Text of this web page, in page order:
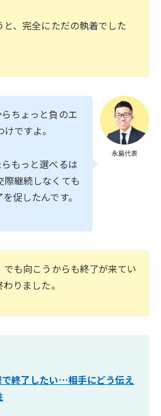
と、完全にただの執着でした
永島代表
ちょっと負のエ
ですよ。
もっと選べるは
継続しなくても
促したんです。
でも向こうからも終了が来てい
りました。
で終了したい…相手にどう伝え